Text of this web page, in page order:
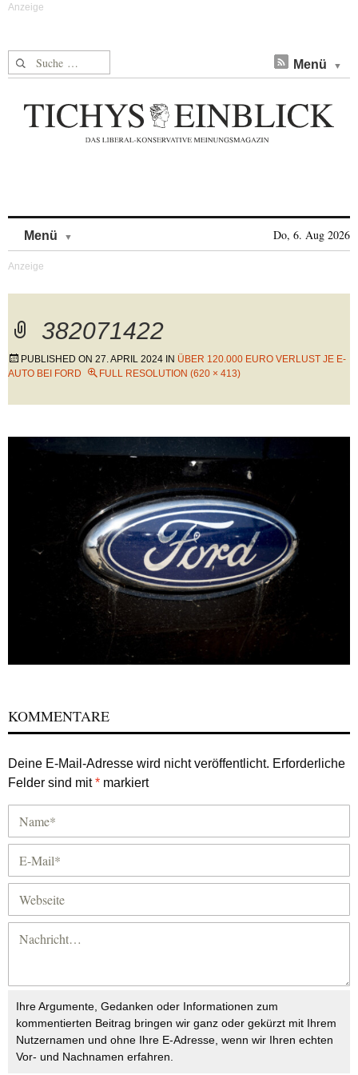
Suche nach: Menü
Menü Do, 6. Aug 2026
382071422
PUBLISHED ON 27. APRIL 2024 IN ÜBER 120.000 EURO VERLUST JE E-
AUTO BEI FORD
FULL RESOLUTION (620 × 413)
KOMMENTARE
Deine E-Mail-Adresse wird nicht veröffentlicht. Erforderliche
Felder sind mit* markiert
Ihre Argumente, Gedanken oder Informationen zum
kommentierten Beitrag bringen wir ganz oder gekürzt mit Ihrem
Nutzernamen und ohne Ihre E-Adresse, wenn wir Ihren echten
Vor- und Nachnamen erfahren.